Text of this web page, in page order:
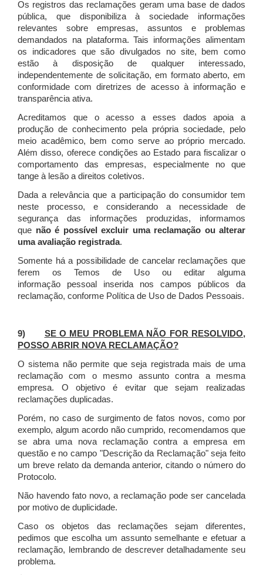
Os registros das reclamações geram uma base de dados
pública, que disponibiliza à sociedade informações
relevantes sobre empresas, assuntos e problemas
demandados na plataforma. Tais informações alimentam
os indicadores que são divulgados no site, bem como
estão à disposição de qualquer interessado,
independentemente de solicitação, em formato aberto, em
conformidade com diretrizes de acesso à informação e
transparência ativa.
Acreditamos que o acesso a esses dados apoia a
produção de conhecimento pela própria sociedade, pelo
meio acadêmico, bem como serve ao próprio mercado.
Além disso, oferece condições ao Estado para fiscalizar o
comportamento das empresas, especialmente no que
tange à lesão a direitos coletivos.
Dada a relevância que a participação do consumidor tem
neste processo, e considerando a necessidade de
segurança das informações produzidas, informamos
que não é possível excluir uma reclamação ou alterar
uma avaliação registrada.
Somente há a possibilidade de cancelar reclamações que
ferem os Temos de Uso ou editar alguma
informação pessoal inserida nos campos públicos da
reclamação, conforme Política de Uso de Dados Pessoais.
9) SE O MEU PROBLEMA NÃO FOR RESOLVIDO,
POSSO ABRIR NOVA RECLAMAÇÃO?
O sistema não permite que seja registrada mais de uma
reclamação com o mesmo assunto contra a mesma
empresa. O objetivo é evitar que sejam realizadas
reclamações duplicadas.
Porém, no caso de surgimento de fatos novos, como por
exemplo, algum acordo não cumprido, recomendamos que
se abra uma nova reclamação contra a empresa em
questão e no campo "Descrição da Reclamação" seja feito
um breve relato da demanda anterior, citando o número do
Protocolo.
Não havendo fato novo, a reclamação pode ser cancelada
por motivo de duplicidade.
Caso os objetos das reclamações sejam diferentes,
pedimos que escolha um assunto semelhante e efetuar a
reclamação, lembrando de descrever detalhadamente seu
problema.